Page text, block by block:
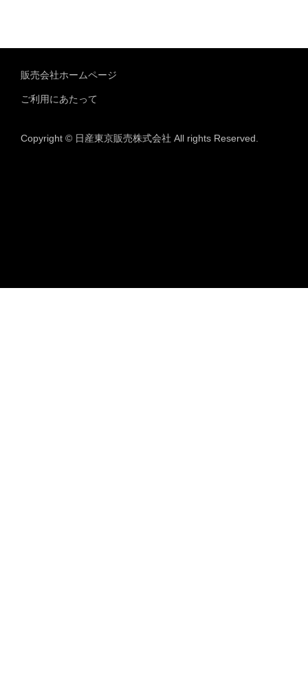
販売会社ホームページ
ご利用にあたって
Copyright © 日産東京販売株式会社 All rights Reserved.